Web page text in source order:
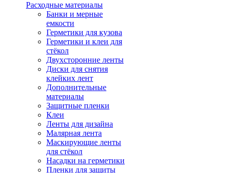
Расходные материалы
Банки и мерные
емкости
Герметики для кузова
Герметики и клеи для
стёкол
Двухсторонние ленты
Диски для снятия
клейких лент
Дополнительные
материалы
Защитные пленки
Клеи
Ленты для дизайна
Малярная лента
Маскирующие ленты
для стёкол
Насадки на герметики
Пленки для защиты